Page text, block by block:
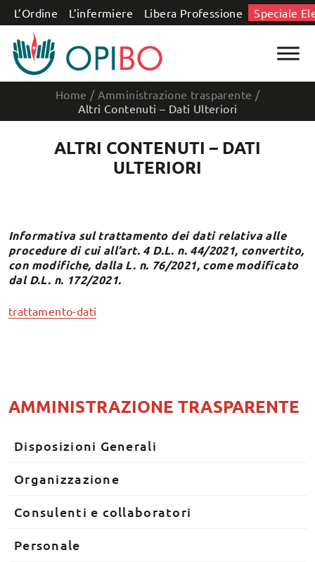
Salta al contenuto
L’Ordine L’infermiere Libera Professione Speciale
Home / Amministrazione trasparente /
Altri Contenuti – Dati Ulteriori
ALTRI CONTENUTI – DATI
ULTERIORI
Informativa sul trattamento dei dati relativa alle
procedure di cui all’art. 4 D.L. n. 44/2021, convertito,
con modifiche, dalla L. n. 76/2021, come modificato
dal D.L. n. 172/2021.
trattamento-dati
AMMINISTRAZIONE TRASPARENTE
Disposizioni Generali
Organizzazione
Consulenti e collaboratori
Personale